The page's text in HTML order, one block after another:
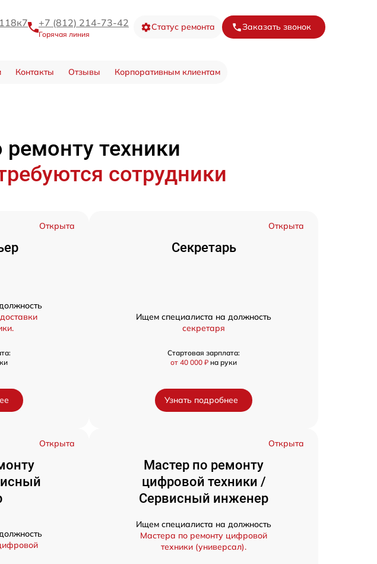
+7 (812) 214-73-42
Горячая линия
Статус ремонта Заказать звонок
Контакты Отзывы Корпоративным клиентам
техники
сотрудники
Открыта Открыта
Секретарь
Ищем специалиста на должность
секретаря
Стартовая зарплата:
от 40 000 ₽ на руки
Узнать подробнее
Открыта Открыта
Мастер по ремонту
цифровой техники /
Сервисный инженер
Ищем специалиста на должность
Мастера по ремонту цифровой
техники (универсал).